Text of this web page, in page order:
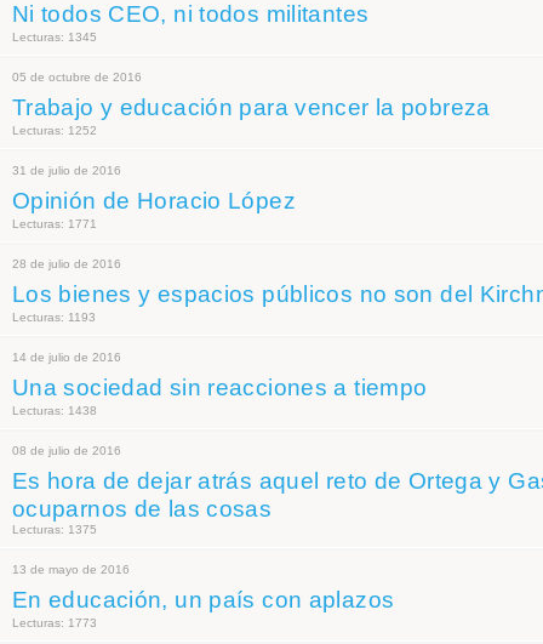
Ni todos CEO, ni todos militantes
Lecturas: 1345
05 de octubre de 2016
Trabajo y educación para vencer la pobreza
Lecturas: 1252
31 de julio de 2016
Opinión de Horacio López
Lecturas: 1771
28 de julio de 2016
Los bienes y espacios públicos no son del
Lecturas: 1193
14 de julio de 2016
Una sociedad sin reacciones a tiempo
Lecturas: 1438
08 de julio de 2016
Es hora de dejar atrás aquel reto de Ortega y
ocuparnos de las cosas
Lecturas: 1375
13 de mayo de 2016
En educación, un país con aplazos
Lecturas: 1773